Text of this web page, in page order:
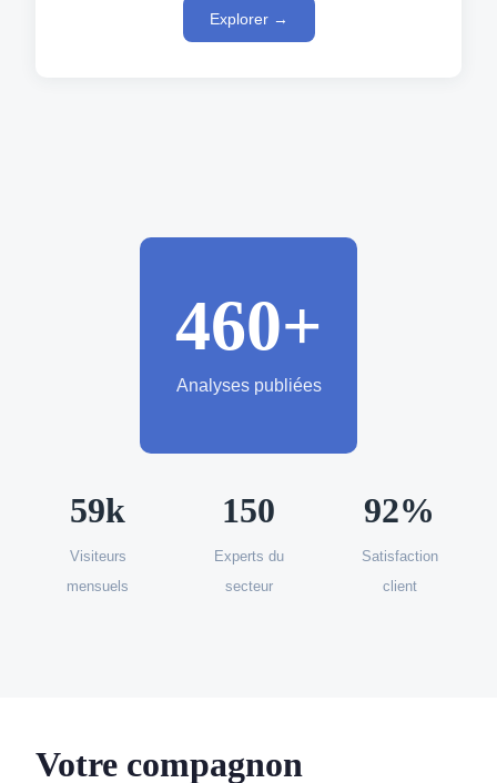
Explorer →
460+
Analyses publiées
59k
Visiteurs
mensuels
150
Experts du
secteur
92%
Satisfaction
client
Votre compagnon